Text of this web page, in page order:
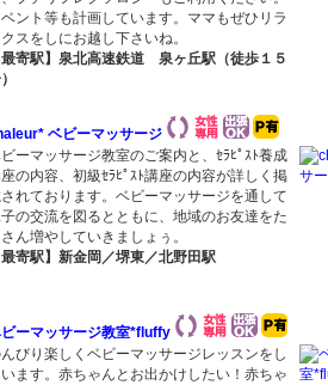
ント等も計画しています。ママもぜひリラ
スをしにお越し下さいね。
寄駅】泉北高速鉄道 泉ヶ丘駅（徒歩１５
ベビーマッサージ
ーマッサージ教室のご案内と、ｾﾗﾋﾟｽﾄ養成
の内容、初級ｾﾗﾋﾟｽﾄ講座の内容が詳しく掲
れております。ベビーマッサージを通して
の交流を図るとともに、地域のお友達をた
ん増やしていきましょぅ。
寄駅】新金岡／堺東／北野田駅
ーマッサージ教室*fluffy
びり楽しくベビーマッサージレッスンをし
ます。赤ちゃんとお出かけしたい！赤ちゃ